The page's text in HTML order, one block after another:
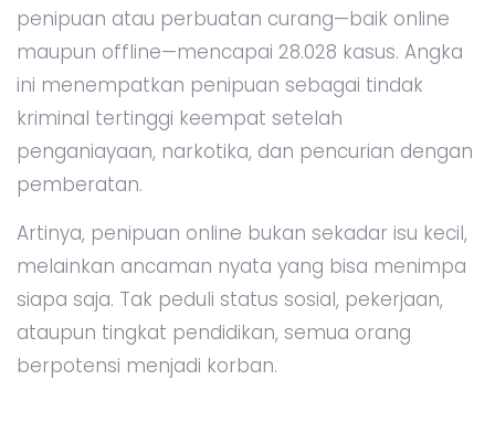
penipuan atau perbuatan curang—baik online
maupun offline—mencapai 28.028 kasus. Angka
ini menempatkan penipuan sebagai tindak
kriminal tertinggi keempat setelah
penganiayaan, narkotika, dan pencurian dengan
pemberatan.
Artinya, penipuan online bukan sekadar isu kecil,
melainkan ancaman nyata yang bisa menimpa
siapa saja. Tak peduli status sosial, pekerjaan,
ataupun tingkat pendidikan, semua orang
berpotensi menjadi korban.